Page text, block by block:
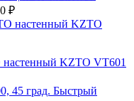
₽
KZTO VT601
Быстрый